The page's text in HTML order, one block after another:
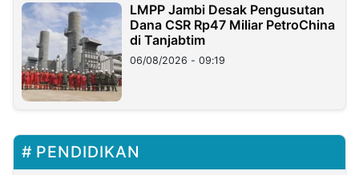
LMPP Jambi Desak Pengusutan
Dana CSR Rp47 Miliar PetroChina
di Tanjabtim
06/08/2026 - 09:19
PENDIDIKAN